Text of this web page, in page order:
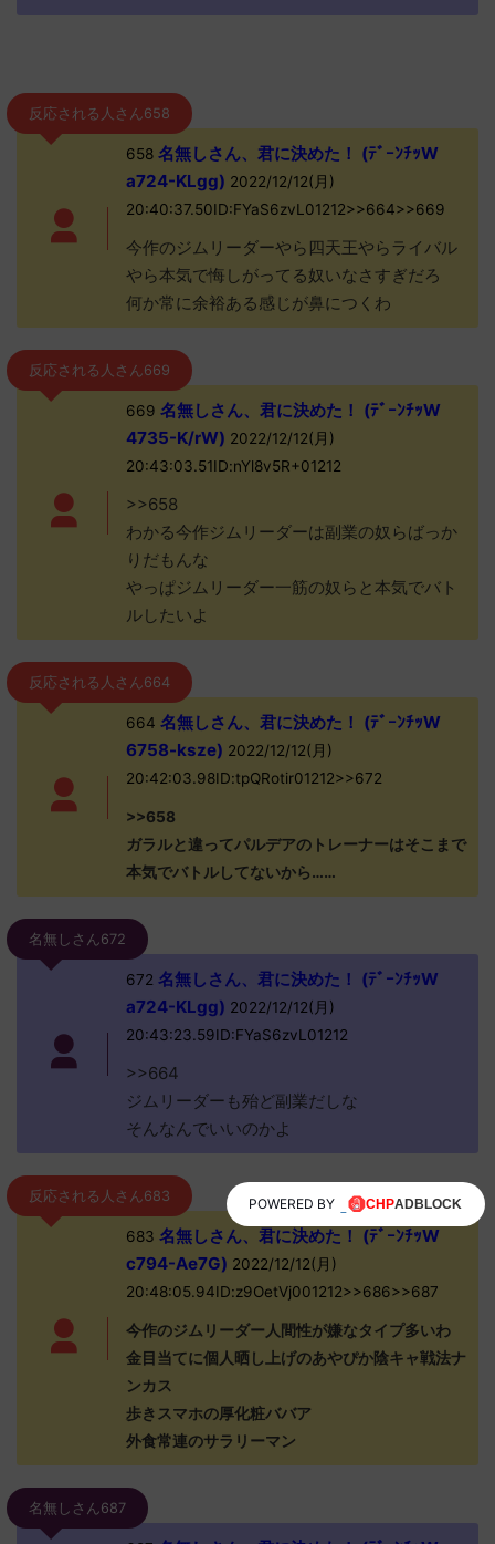
反応される人さん658
658名無しさん、君に決めた！ (ﾃﾞｰﾝﾁｯW
a724-KLgg) 2022/12/12(月)
20:40:37.50ID:FYaS6zvL01212>>664>>669
今作のジムリーダーやら四天王やらライバル
やら本気で悔しがってる奴いなさすぎだろ
何か常に余裕ある感じが鼻につくわ
反応される人さん669
669 名無しさん、君に決めた！ (ﾃﾞｰﾝﾁｯW
4735-K/rW) 2022/12/12(月)
20:43:03.51ID:nYl8v5R+01212
>>658
わかる今作ジムリーダーは副業の奴らばっか
りだもんな
やっぱジムリーダー一筋の奴らと本気でバト
ルしたいよ
反応される人さん664
664 名無しさん、君に決めた！ (ﾃﾞｰﾝﾁｯW
6758-ksze) 2022/12/12(月)
20:42:03.98ID:tpQRotir01212>>672
>>658
ガラルと違ってパルデアのトレーナーはそこまで
本気でバトルしてないから……
名無しさん672
672 名無しさん、君に決めた！ (ﾃﾞｰﾝﾁｯW
a724-KLgg) 2022/12/12(月)
20:43:23.59ID:FYaS6zvL01212
>>664
ジムリーダーも殆ど副業だしな
そんなんでいいのかよ
反応される人さん683
683 名無しさん、君に決めた！ (ﾃﾞｰﾝﾁｯW
c794-Ae7G) 2022/12/12(月)
20:48:05.94ID:z9OetVj001212>>686>>687
今作のジムリーダー人間性が嫌なタイプ多いわ
金目当てに個人晒し上げのあやぴか陰キャ戦法ナ
ンカス
歩きスマホの厚化粧ババア
外食常連のサラリーマン
名無しさん687
POWERED BY